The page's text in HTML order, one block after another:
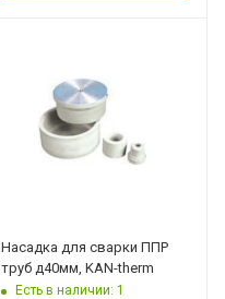
Насадка для сварки ППР
труб д40мм, KAN-therm
Есть в наличии: 1